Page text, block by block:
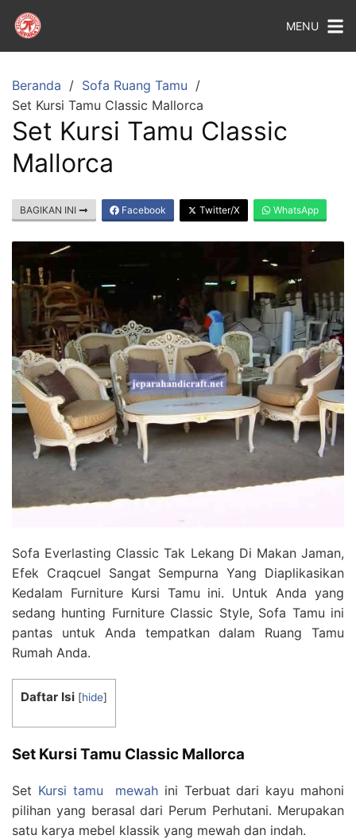
MENU
Beranda
Sofa Ruang Tamu
Set Kursi Tamu Classic Mallorca
Set Kursi Tamu Classic
Mallorca
BAGIKAN INI Facebook Twitter/X WhatsApp
Sofa Everlasting Classic Tak Lekang Di Makan Jaman,
Efek Craqcuel Sangat Sempurna Yang Diaplikasikan
Kedalam Furniture Kursi Tamu ini. Untuk Anda yang
sedang hunting Furniture Classic Style, Sofa Tamu ini
pantas untuk Anda tempatkan dalam Ruang Tamu
Rumah Anda.
Daftar Isi [hide]
Set Kursi Tamu Classic Mallorca
Set Kursi tamu mewah ini Terbuat dari kayu mahoni
pilihan yang berasal dari Perum Perhutani. Merupakan
satu karya mebel klassik yang mewah dan indah.